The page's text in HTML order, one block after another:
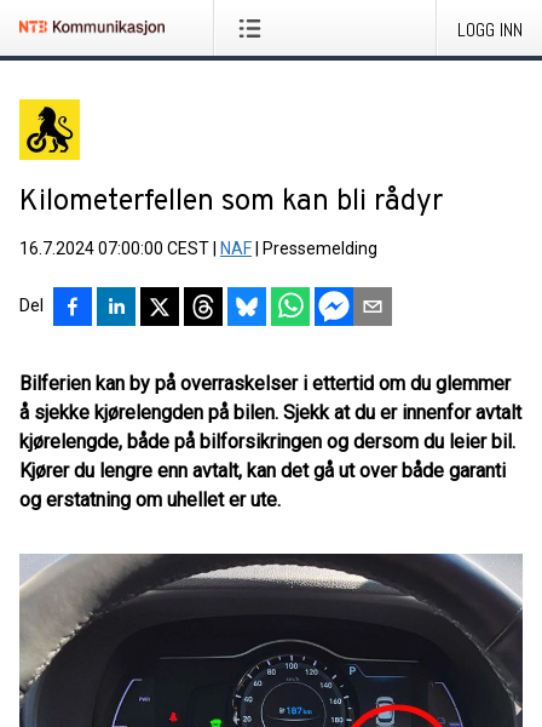
LOGG INN
Kilometerfellen som kan bli rådyr
16.7.2024 07:00:00 CEST NAF Pressemelding
Del
Bilferien kan by på overraskelser i ettertid om du glemmer
å sjekke kjørelengden på bilen. Sjekk at du er innenfor avtalt
kjørelengde, både på bilforsikringen og dersom du leier bil.
Kjører du lengre enn avtalt, kan det gå ut over både garanti
og erstatning om uhellet er ute.